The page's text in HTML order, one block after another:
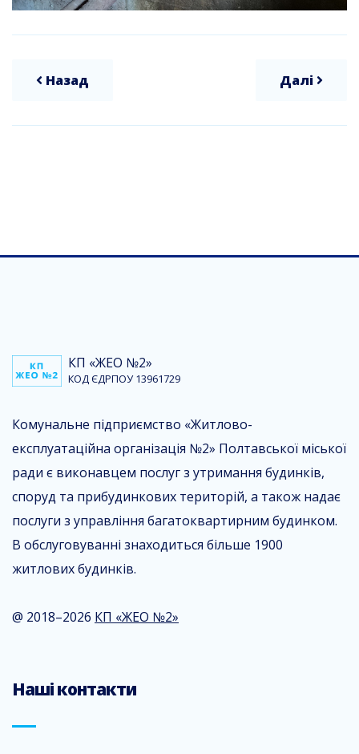
Назад Далі
КП «ЖЕО №2»
КОД ЄДРПОУ 13961729
Комунальне підприємство «Житлово-
експлуатаційна організація №2» Полтавської міської
ради є виконавцем послуг з утримання будинків,
споруд та прибудинкових територій, а також надає
послуги з управління багатоквартирним будинком.
В обслуговуванні знаходиться більше 1900
житлових будинків.
@ 2018–2026 КП «ЖЕО №2»
Наші контакти